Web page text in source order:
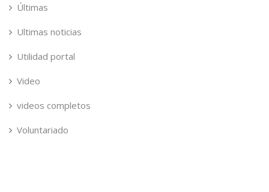
Últimas
Ultimas noticias
Utilidad portal
Video
videos completos
Voluntariado